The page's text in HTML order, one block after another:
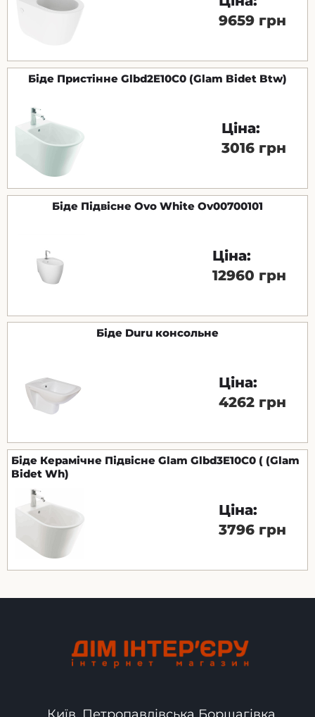
9659 грн
Біде Пристінне Glbd2E10C0 (Glam Bidet Btw)
Ціна:
3016 грн
Біде Підвісне Ovo White Ov00700101
Ціна:
12960 грн
Біде Duru консольне
Ціна:
4262 грн
Біде Керамічне Підвісне Glam Glbd3E10C0 ( (Glam
Bidet Wh)
Ціна:
3796 грн